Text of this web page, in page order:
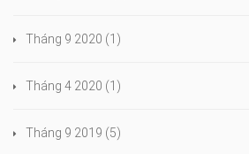
Tháng 9 2020 (1)
Tháng 4 2020 (1)
Tháng 9 2019 (5)